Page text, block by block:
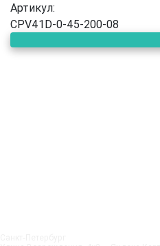
Артикул:
CPV41D-0-45-200-08